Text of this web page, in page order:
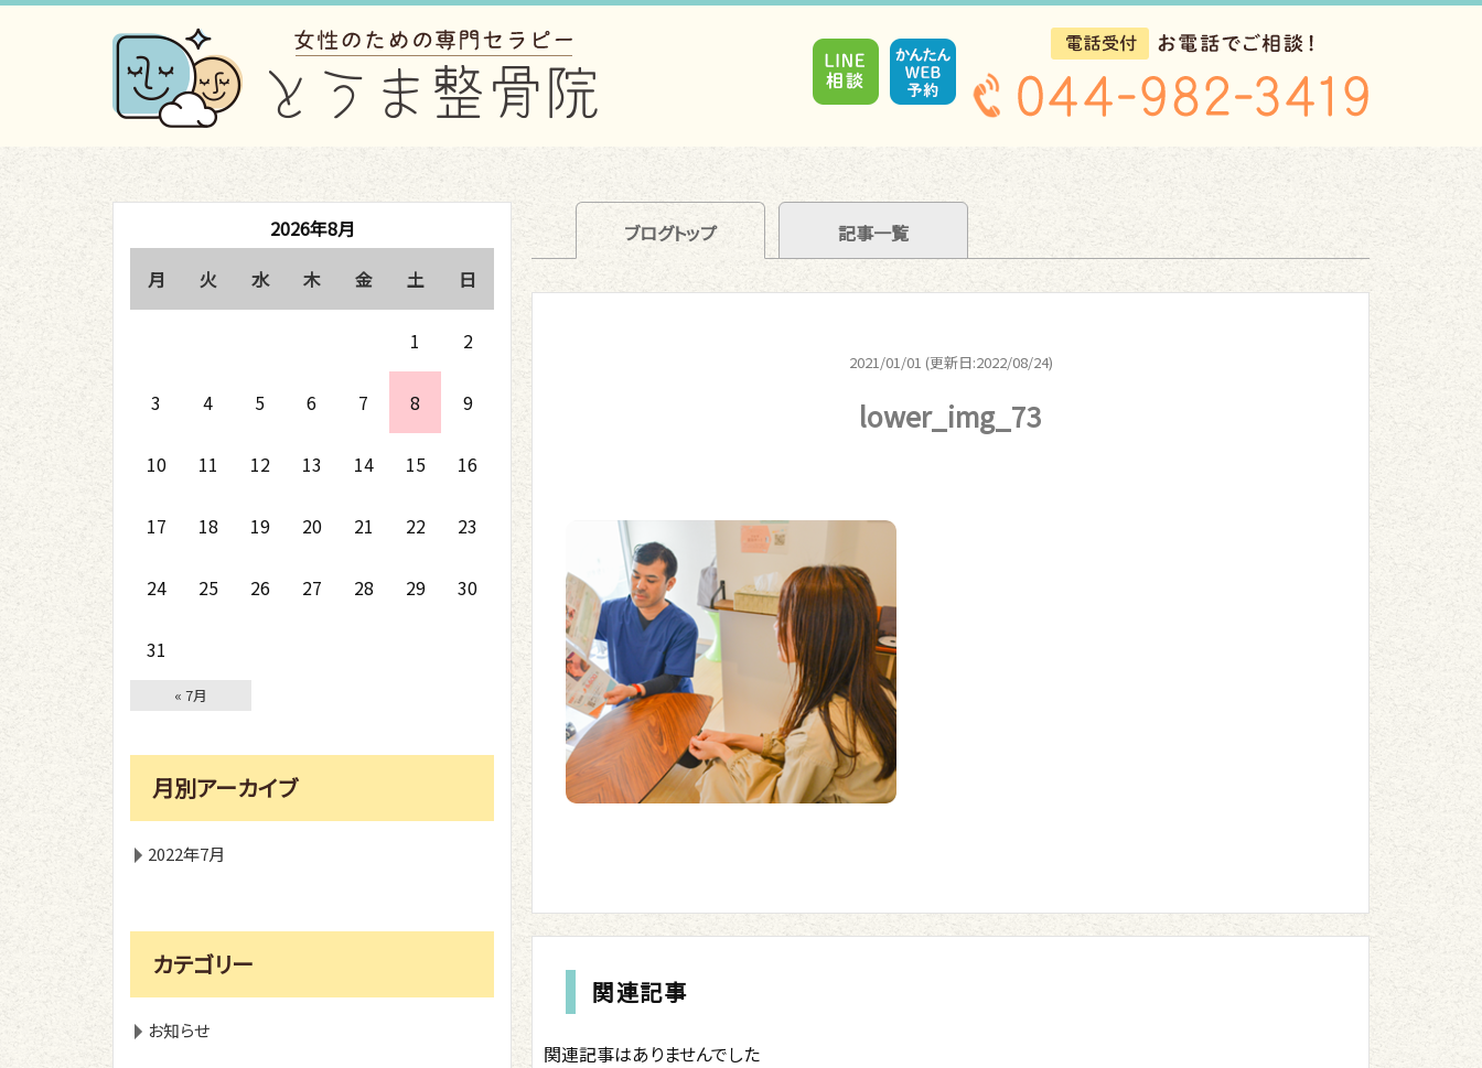
ブログトップ 記事一覧
2021/01/01 (更新日:2022/08/24)
lower_img_73
関連記事
関連記事はありませんでした
2026年8月
月
火 水 木 金 土 日
1 2
3 4 5 6 7 8 9
10 11 12 13 14 15 16
17 18 19 20 21 22 23
24 25 26 27 28 29 30
31
« 7月
月別アーカイブ
2022年7月
カテゴリー
お知らせ